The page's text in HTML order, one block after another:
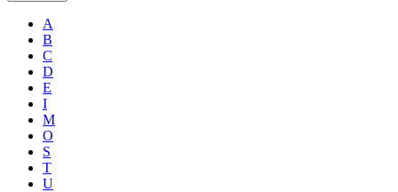
A
B
C
D
E
I
M
O
S
T
U